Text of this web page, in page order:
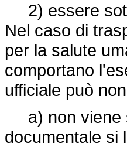
2) essere
Nel caso di
per la salute
comportano
ufficiale può
a) non viene
documentale si